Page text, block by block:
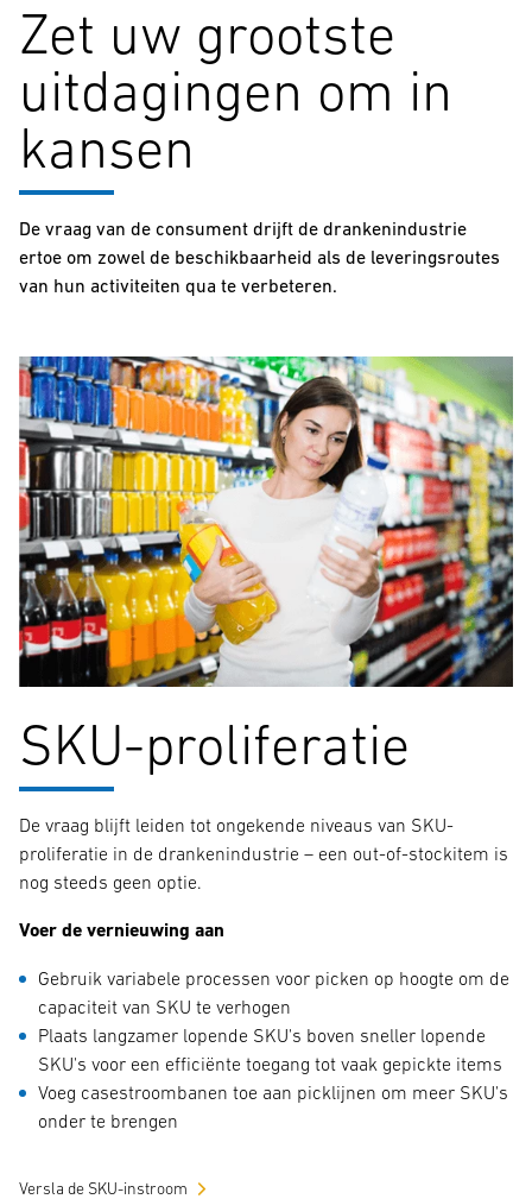
Zet uw grootste
uitdagingen om in
kansen
De vraag van de consument drijft de drankenindustrie
ertoe om zowel de beschikbaarheid als de leveringsroutes
van hun activiteiten qua te verbeteren.
SKU-proliferatie
De vraag blijft leiden tot ongekende niveaus van SKU-
proliferatie in de drankenindustrie – een out-of-stockitem is
nog steeds geen optie.
Voer de vernieuwing aan
Gebruik variabele processen voor picken op hoogte om de
capaciteit van SKU te verhogen
Plaats langzamer lopende SKU's boven sneller lopende
SKU's voor een efficiënte toegang tot vaak gepickte items
Voeg casestroombanen toe aan picklijnen om meer SKU's
onder te brengen
Versla de SKU-instroom